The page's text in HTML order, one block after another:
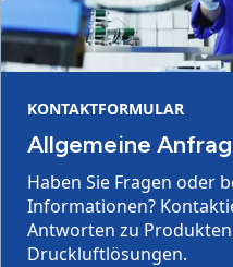
KONTAKTFORMULAR
Allgemeine
Haben Sie Fragen oder
Informationen?
Antworten zu
Druckluftlösungen.